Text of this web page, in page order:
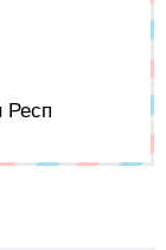
Респ